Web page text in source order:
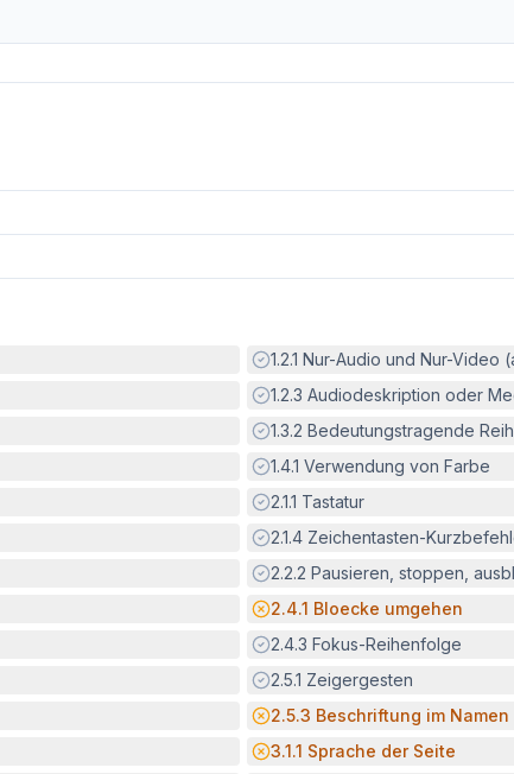
Erfüllt:
1.2.1 Nur-Audio und Nur-Video
Erfüllt:
1.2.3 Audiodeskription oder
Erfüllt:
1.3.2 Bedeutungstragende
Erfüllt:
1.4.1 Verwendung von Farbe
Erfüllt:
2.1.1 Tastatur
Erfüllt:
2.1.4 Zeichentasten-
Erfüllt:
2.2.2 Pausieren, stoppen,
Potenzielle Barriere:
2.4.1 Bloecke umgehen
Erfüllt:
2.4.3 Fokus-Reihenfolge
Erfüllt:
2.5.1 Zeigergesten
Potenzielle Barriere:
2.5.3 Beschriftung im Namen
Potenzielle Barriere:
3.1.1 Sprache der Seite